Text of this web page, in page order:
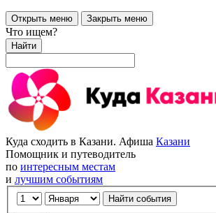
Открыть меню Закрыть меню
Что ищем?
Найти
Куда сходить в Казани. Афиша Казани
Помощник и путеводитель
по интересным местам
и лучшим событиям